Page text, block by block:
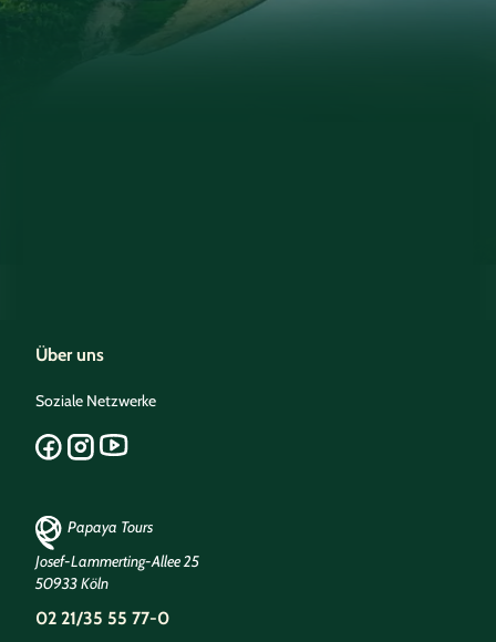
Über uns
Soziale Netzwerke
Papaya Tours
Josef-Lammerting-Allee 25
50933 Köln
02 21/35 55 77-0